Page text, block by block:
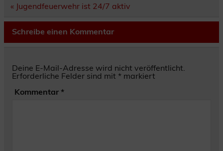
Beitragsnavigation
« Jugendfeuerwehr ist 24/7 aktiv
Schreibe einen Kommentar
Deine E-Mail-Adresse wird nicht veröffentlicht.
Erforderliche Felder sind mit * markiert
Kommentar *